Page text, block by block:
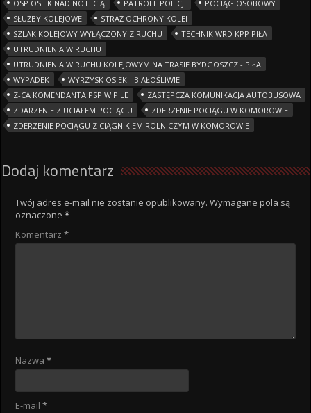
OSP OSIEK NAD NOTECIĄ PATROLE POLICJI
POCIĄG OSOBOWY
SŁUŻBY KOLEJOWE
STRAŻ OCHRONY KOLEI
SZLAK KOLEJOWY WYŁĄCZONY Z RUCHU
TECHNIK WRD KPP PIŁA
UTRUDNIENIA W RUCHU
UTRUDNIENIA W RUCHU KOLEJOWYM NA TRASIE BYDGOSZCZ - PIŁA
WYPADEK
WYRZYSK OSIEK - BIAŁOŚLIWIE
Z-CA KOMENDANTA PSP W PILE
ZASTĘPCZA KOMUNIKACJA AUTOBUSOWA
ZDARZENIE Z UCIAŁEM POCIĄGU
ZDERZENIE POCIĄGU W KOMOROWIE
ZDERZENIE POCIĄGU Z CIĄGNIKIEM ROLNICZYM W KOMOROWIE
Dodaj komentarz
Twój adres e-mail nie zostanie opublikowany. Wymagane pola są
oznaczone*
Komentarz*
Nazwa*
E-mail*